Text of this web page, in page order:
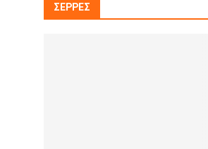
ΣΈΡΡΕΣ